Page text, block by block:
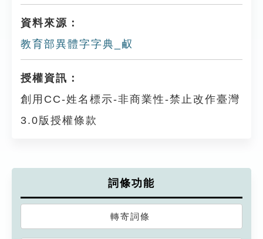
資料來源：
教育部異體字字典_㕟
授權資訊：
創用CC-姓名標示-非商業性-禁止改作臺灣
3.0版授權條款
詞條功能
轉寄詞條